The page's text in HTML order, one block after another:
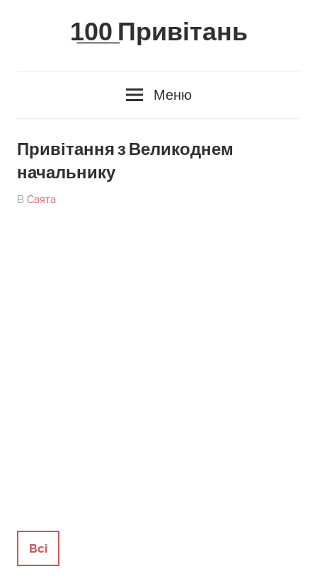
1̲0̲0̲ Привітань
Меню
Привітання з Великоднем
начальнику
On
By
В Свята
Всі